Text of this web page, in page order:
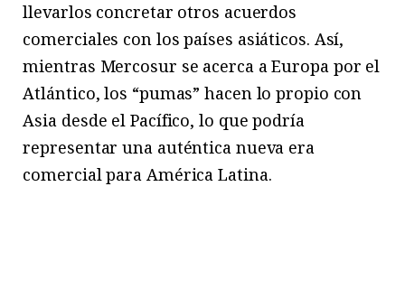
llevarlos concretar otros acuerdos
comerciales con los países asiáticos. Así,
mientras Mercosur se acerca a Europa por el
Atlántico, los “pumas” hacen lo propio con
Asia desde el Pacífico, lo que podría
representar una auténtica nueva era
comercial para América Latina.